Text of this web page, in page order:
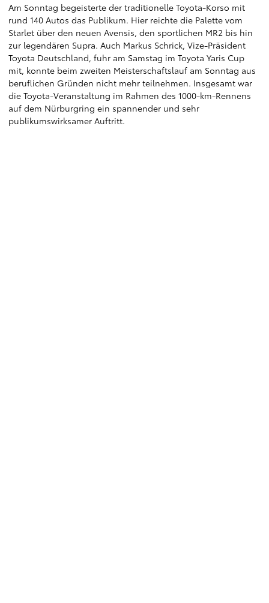
Am Sonntag begeisterte der traditionelle Toyota-Korso mit
rund 140 Autos das Publikum. Hier reichte die Palette vom
Starlet über den neuen Avensis, den sportlichen MR2 bis hin
zur legendären Supra. Auch Markus Schrick, Vize-Präsident
Toyota Deutschland, fuhr am Samstag im Toyota Yaris Cup
mit, konnte beim zweiten Meisterschaftslauf am Sonntag aus
beruflichen Gründen nicht mehr teilnehmen. Insgesamt war
die Toyota-Veranstaltung im Rahmen des 1000-km-Rennens
auf dem Nürburgring ein spannender und sehr
publikumswirksamer Auftritt.